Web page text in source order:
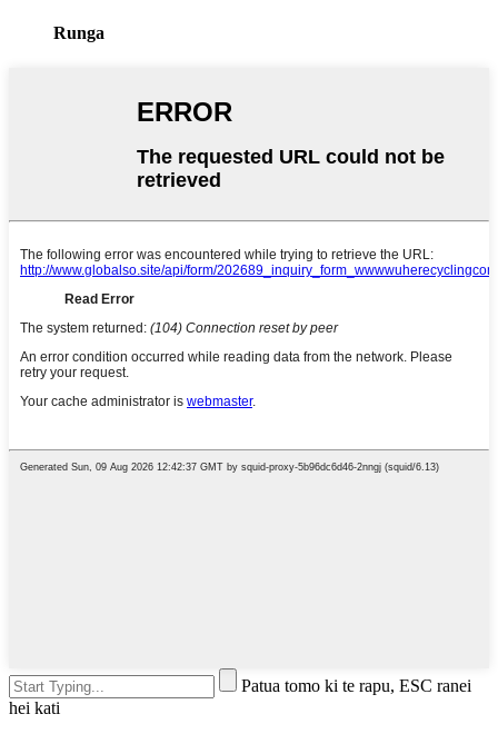
Runga
Patua tomo ki te rapu, ESC ranei
hei kati